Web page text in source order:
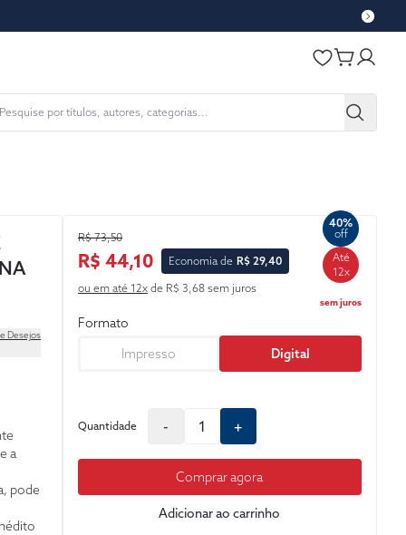
Desejos
a
pode
R$ 73,50
R$ 44,10 Economia de R$ 29,40
40%
off
Até
12x
sem juros
ou em até 12xde R$ 3,68 sem juros
Formato
Impresso
Digital
Quantidade - +
Comprar agora
Adicionar ao carrinho